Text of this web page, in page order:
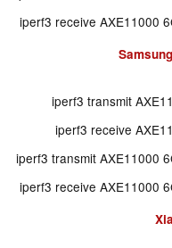
iperf3 receive AXE11000
iperf3 transmit
iperf3 receive
iperf3 transmit AXE11000
iperf3 receive AXE11000